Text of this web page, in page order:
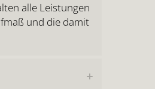
alle Leistungen
und die damit